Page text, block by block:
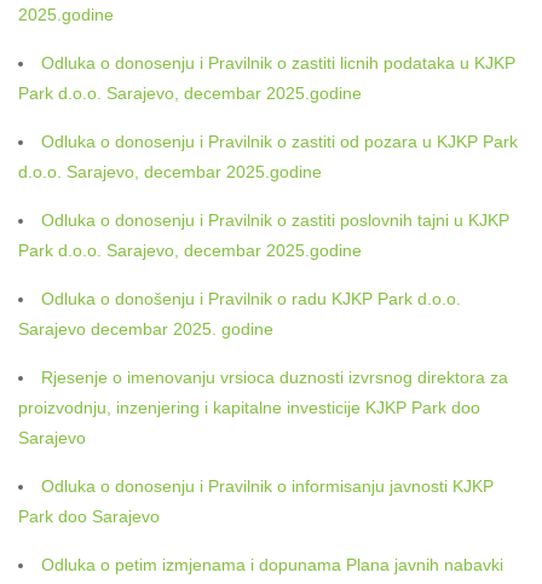
2025.godine
Odluka o donosenju i Pravilnik o zastiti licnih podataka u KJKP
Park d.o.o. Sarajevo, decembar 2025.godine
Odluka o donosenju i Pravilnik o zastiti od pozara u KJKP Park
d.o.o. Sarajevo, decembar 2025.godine
Odluka o donosenju i Pravilnik o zastiti poslovnih tajni u KJKP
Park d.o.o. Sarajevo, decembar 2025.godine
Odluka o donošenju i Pravilnik o radu KJKP Park d.o.o.
Sarajevo decembar 2025. godine
Rjesenje o imenovanju vrsioca duznosti izvrsnog direktora za
proizvodnju, inzenjering i kapitalne investicije KJKP Park doo
Sarajevo
Odluka o donosenju i Pravilnik o informisanju javnosti KJKP
Park doo Sarajevo
Odluka o petim izmjenama i dopunama Plana javnih nabavki